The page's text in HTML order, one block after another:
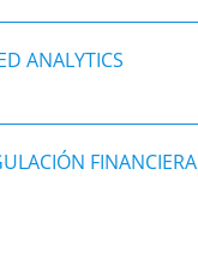
ANALYTICS
FINANCIERA